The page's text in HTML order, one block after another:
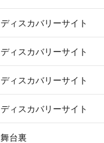
ディスカバリーサイト
ディスカバリーサイト
ディスカバリーサイト
ディスカバリーサイト
舞台裏